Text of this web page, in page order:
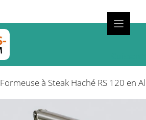
Formeuse à Steak Haché RS 120 en